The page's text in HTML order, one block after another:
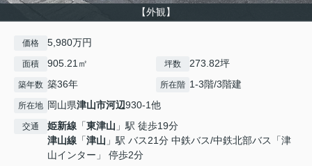
【外観】
価格 5,980万円
面積 905.21㎡ 坪数 273.82坪
築年数 築36年 所在階 1-3階/3階建
所在地 岡山県津山市河辺930-1他
交通 姫新線 「東津山 」駅 徒歩19分
津山線 「津山 」駅 バス21分 中鉄バス/中鉄北部バス「津
山インター」 停歩2分